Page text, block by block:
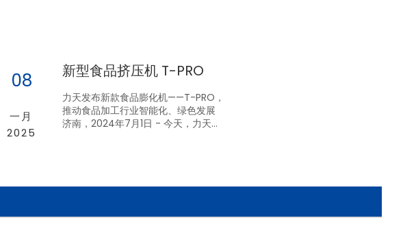
08
一月
2025
新型食品挤压机 T-PRO
力天发布新款食品膨化机——T-PRO，
推动食品加工行业智能化、绿色发展
济南，2024年7月1日 - 今天，力天正